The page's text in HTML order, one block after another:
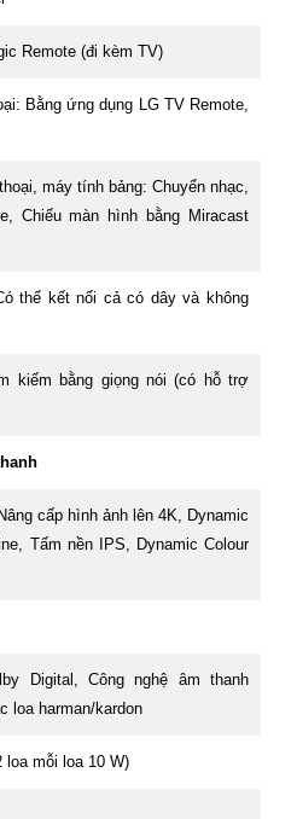
Remote (đi kèm TV)
Bằng ứng dụng LG TV Remote,
máy tính bảng: Chuyển nhạc,
Chiếu màn hình bằng Miracast
thể kết nối cả có dây và không
kiếm bằng giọng nói (có hỗ trợ
cấp hình ảnh lên 4K, Dynamic
Tấm nền IPS, Dynamic Colour
Digital, Công nghệ âm thanh
loa harman/kardon
loa mỗi loa 10 W)